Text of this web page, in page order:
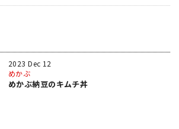
2023 Dec 12
めかぶ
めかぶ納豆のキムチ丼